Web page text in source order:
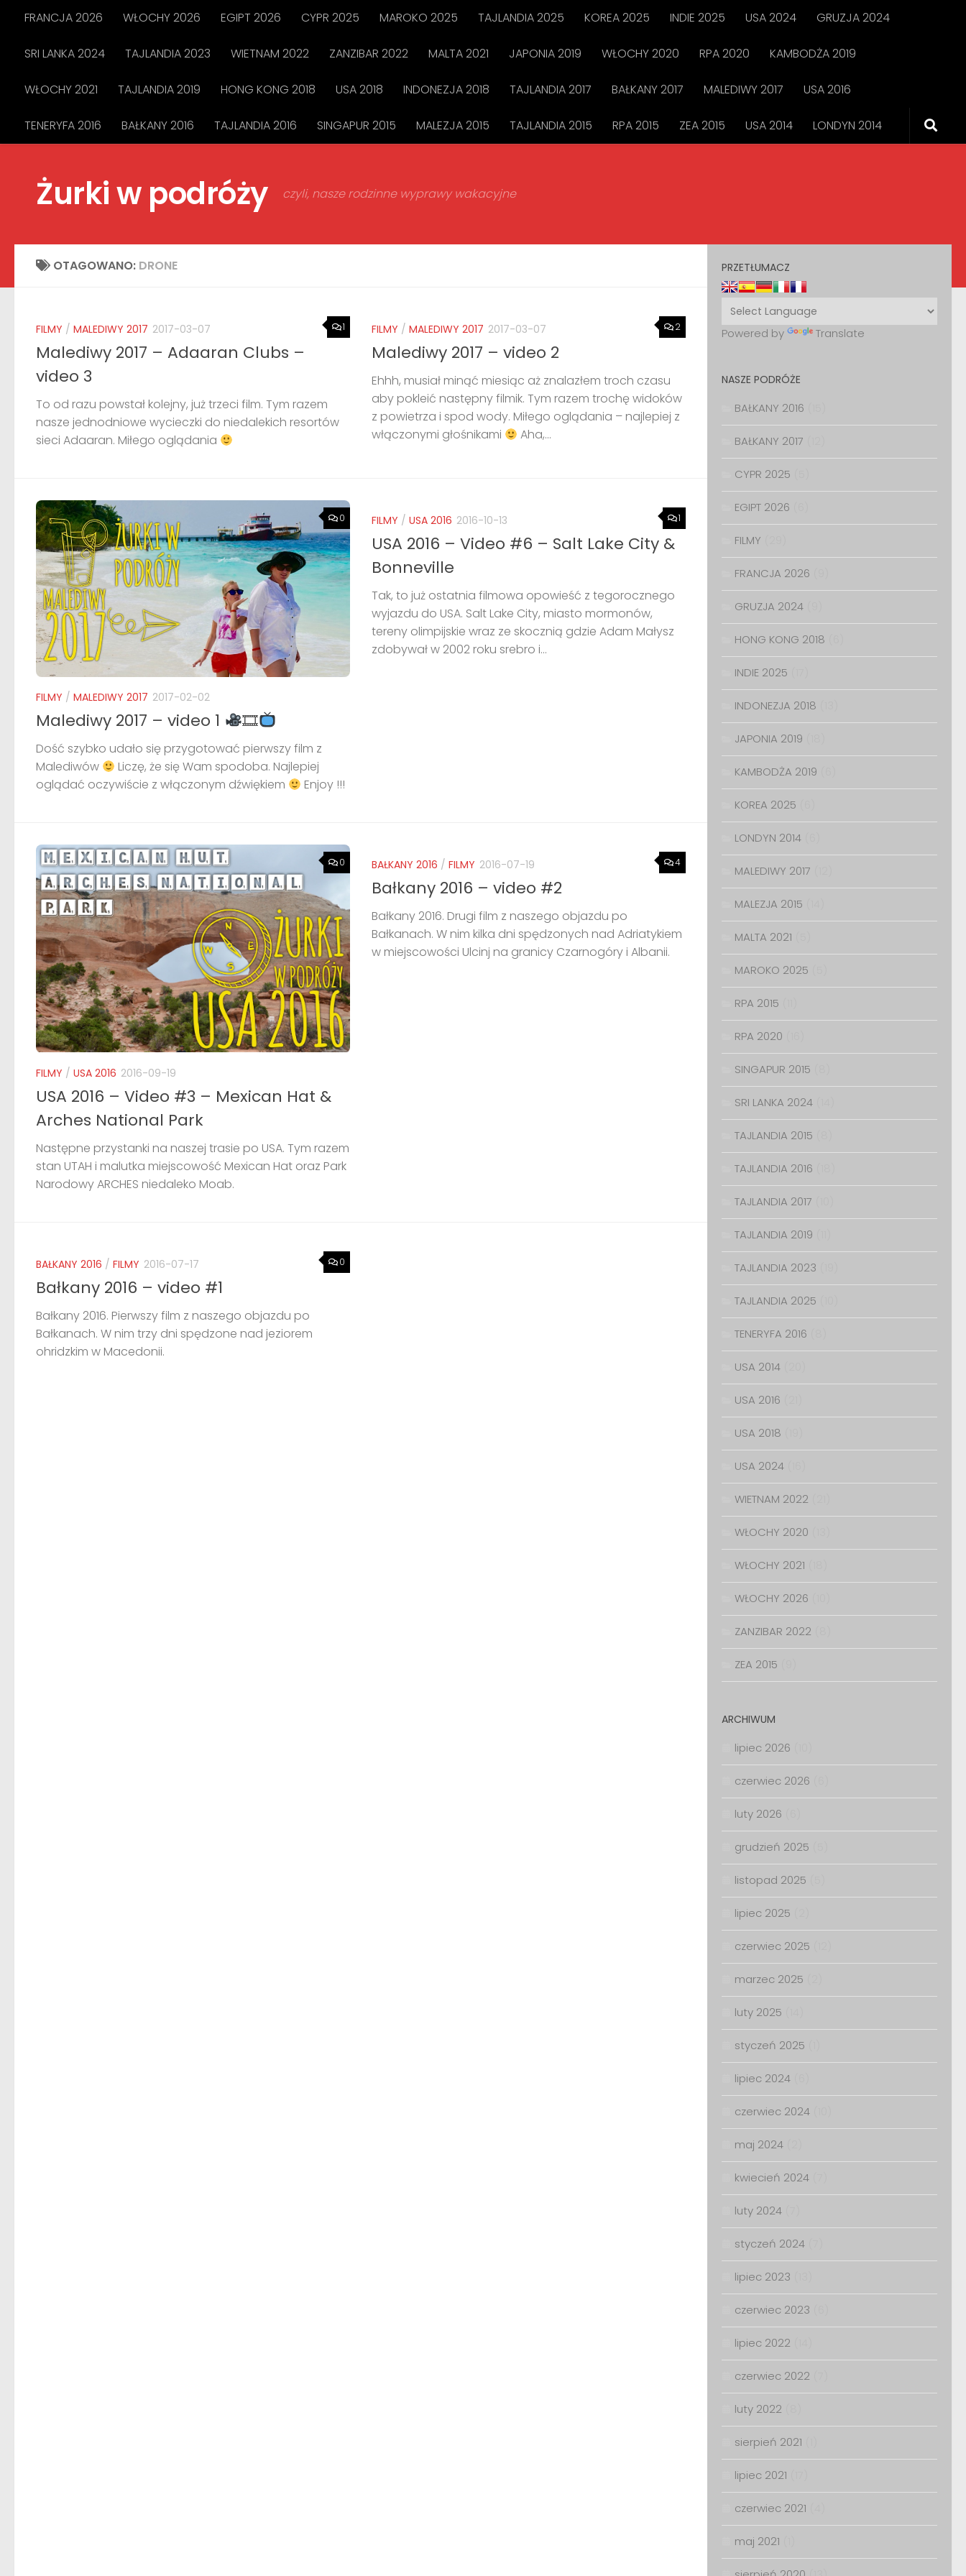
Przejdź do treści
FRANCJA 2026 WŁOCHY 2026 EGIPT 2026 CYPR 2025 MAROKO 2025 TAJLANDIA 2025 KOREA 2025 INDIE 2025 USA 2024 GRUZJA 2024
SRI LANKA 2024 TAJLANDIA 2023 WIETNAM 2022 ZANZIBAR 2022 MALTA 2021 JAPONIA 2019 WŁOCHY 2020 RPA 2020 KAMBODŻA 2019
WŁOCHY 2021 TAJLANDIA 2019 HONG KONG 2018 USA 2018 INDONEZJA 2018 TAJLANDIA 2017 BAŁKANY 2017 MALEDIWY 2017 USA 2016
TENERYFA 2016 BAŁKANY 2016 TAJLANDIA 2016 SINGAPUR 2015 MALEZJA 2015 TAJLANDIA 2015 RPA 2015 ZEA 2015 USA 2014 LONDYN 2014
Żurki w podróży czyli, nasze rodzinne wyprawy wakacyjne
OTAGOWANO: DRONE
1
FILMY / MALEDIWY 2017 2017-03-07
Malediwy 2017 – Adaaran Clubs –
video 3
To od razu powstał kolejny, już trzeci film. Tym razem
nasze jednodniowe wycieczki do niedalekich resortów
sieci Adaaran. Miłego oglądania
2
FILMY / MALEDIWY 2017 2017-03-07
Malediwy 2017 – video 2
Ehhh, musiał minąć miesiąc aż znalazłem troch czasu
aby pokleić następny filmik. Tym razem trochę widoków
z powietrza i spod wody. Miłego oglądania – najlepiej z
włączonymi głośnikami
Aha,...
0
FILMY / MALEDIWY 2017 2017-02-02
Malediwy 2017 – video 1 🎞
Dość szybko udało się przygotować pierwszy film z
Malediwów
Liczę, że się Wam spodoba. Najlepiej
oglądać oczywiście z włączonym dźwiękiem
Enjoy !!!
1
FILMY / USA 2016 2016-10-13
USA 2016 – Video #6 – Salt Lake City &
Bonneville
Tak, to już ostatnia filmowa opowieść z tegorocznego
wyjazdu do USA. Salt Lake City, miasto mormonów,
tereny olimpijskie wraz ze skocznią gdzie Adam Małysz
zdobywał w 2002 roku srebro i...
0
FILMY / USA 2016 2016-09-19
USA 2016 – Video #3 – Mexican Hat &
Arches National Park
Następne przystanki na naszej trasie po USA. Tym razem
stan UTAH i malutka miejscowość Mexican Hat oraz Park
Narodowy ARCHES niedaleko Moab.
4
BAŁKANY 2016 / FILMY 2016-07-19
Bałkany 2016 – video #2
Bałkany 2016. Drugi film z naszego objazdu po
Bałkanach. W nim kilka dni spędzonych nad Adriatykiem
w miejscowości Ulcinj na granicy Czarnogóry i Albanii.
0
BAŁKANY 2016 / FILMY 2016-07-17
Bałkany 2016 – video #1
Bałkany 2016. Pierwszy film z naszego objazdu po
Bałkanach. W nim trzy dni spędzone nad jeziorem
ohridzkim w Macedonii.
PRZETŁUMACZ
Powered by Translate
NASZE PODRÓŻE
BAŁKANY 2016
BAŁKANY 2017
CYPR 2025
EGIPT 2026
FILMY
FRANCJA 2026
GRUZJA 2024
HONG KONG 2018
INDIE 2025
INDONEZJA 2018
JAPONIA 2019
KAMBODŻA 2019
KOREA 2025
LONDYN 2014
MALEDIWY 2017
MALEZJA 2015
MALTA 2021
MAROKO 2025
RPA 2015
RPA 2020
SINGAPUR 2015
SRI LANKA 2024
TAJLANDIA 2015
TAJLANDIA 2016
TAJLANDIA 2017
TAJLANDIA 2019
TAJLANDIA 2023
TAJLANDIA 2025
TENERYFA 2016
USA 2014
USA 2016
USA 2018
USA 2024
WIETNAM 2022
WŁOCHY 2020
WŁOCHY 2021
WŁOCHY 2026
ZANZIBAR 2022
ZEA 2015
ARCHIWUM
lipiec 2026
czerwiec 2026
luty 2026
grudzień 2025
listopad 2025
lipiec 2025
czerwiec 2025
marzec 2025
luty 2025
styczeń 2025
lipiec 2024
czerwiec 2024
maj 2024
kwiecień 2024
luty 2024
styczeń 2024
lipiec 2023
czerwiec 2023
lipiec 2022
czerwiec 2022
luty 2022
sierpień 2021
lipiec 2021
czerwiec 2021
maj 2021